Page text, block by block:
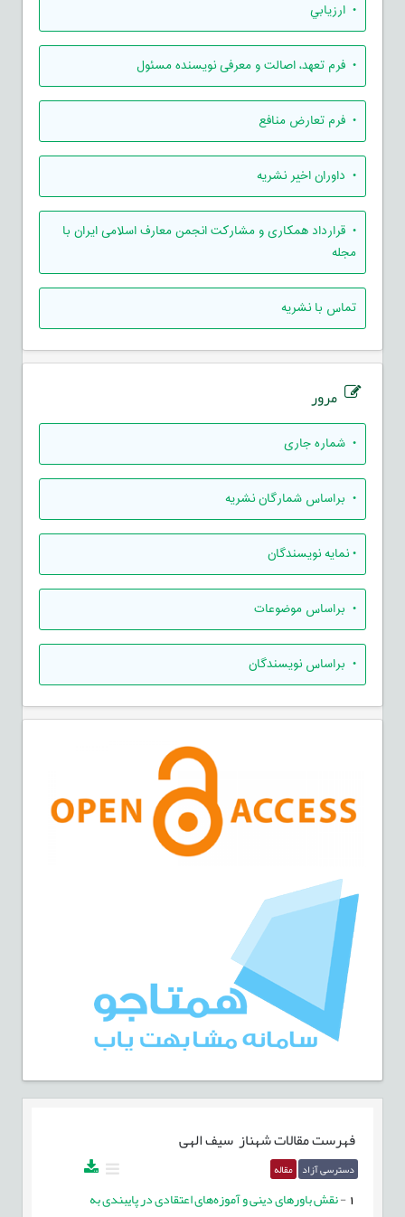
• ارزيابي
• فرم تعهد، اصالت و معرفی نویسنده مسئول
• فرم تعارض منافع
• داوران اخیر نشریه
• قرارداد همکاری و مشارکت انجمن معارف اسلامی ایران با
مجله
تماس با نشریه
مرور
• شماره جاری
• براساس شمارگان نشریه
•نمایه نویسندگان
• براساس موضوعات
• براساس نویسندگان
فهرست مقالاتشهناز سیف الهی
دسترسی آزاد مقاله
-نقش باورهای دینی و آموزه‌های اعتقادی در پایبندی به